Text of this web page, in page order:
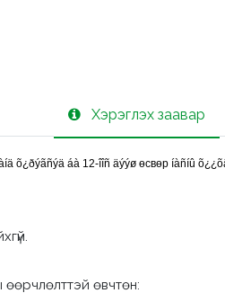
Хэрэглэх заавар
õ¿ðýãñýä áà 12-îîñ äýýøөсвөр íàñíû
өвчтөн: